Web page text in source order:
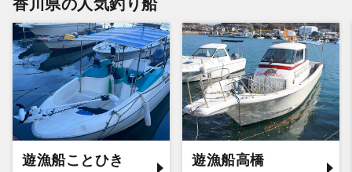
香川県の人気釣り船
遊漁船ことひき 遊漁船高橋